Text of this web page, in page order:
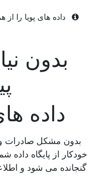
داده های پویا را
بدون
داده
بدون مشکل صادرات و
خودکار از پایگاه داده
گنجانده می شود و